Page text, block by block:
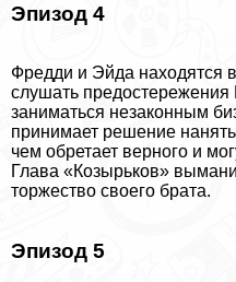
Эпизод 4
Фредди и Эйда находятся
слушать
заниматься незаконным
принимает решение
чем обретает верного и
Глава «Козырьков»
торжество своего брата.
Эпизод 5